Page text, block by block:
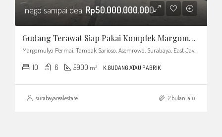
nego sampai deal Rp50.000.000.000
Gudang Terawat Siap Pakai Komplek Margomulyo Permai Harga Nego
Margomulyo Permai, Tambak Sarioso, Asemrowo, Surabaya, East Java, Java, Indonesia
10 6 5900 m² K.GUDANG ATAU PABRIK
surabayarealestate 2 bulan lalu